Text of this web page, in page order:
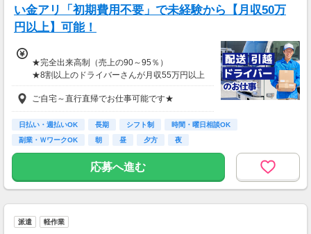
い金アリ「初期費用不要」で未経験から【月収50万
円以上】可能！
★完全出来高制（売上の90～95％）
★8割以上のドライバーさんが月収55万円以上
★支度金5～25万円補助あり（規定有）
★選べる入社祝い金アリ
⇒「初回稼働1か月後に3万円」or「1年後に10
万円」or「2年後に20万円」選べます！
ご都合にあわせてルートや個数は調整可能！
※1日2万円保証の案件もあり！
＊現金手渡し・日払いご相談OK
ご自宅～直行直帰でお仕事可能です★
日払い・週払いOK 長期 シフト制
時間・曜日相談OK
副業・ＷワークOK
朝 昼 夕方 夜
応募へ進む
派遣 軽作業